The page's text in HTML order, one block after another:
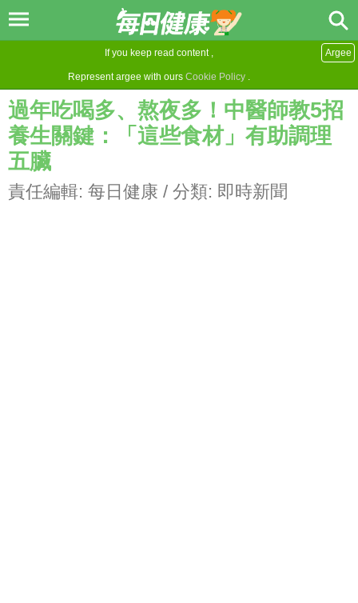
If you keep read content ,
Represent argee with ours Cookie Policy .
Argee
過年吃喝多、熬夜多！中醫師教5招
養生關鍵：「這些食材」有助調理
五臟
責任編輯: 每日健康 / 分類: 即時新聞